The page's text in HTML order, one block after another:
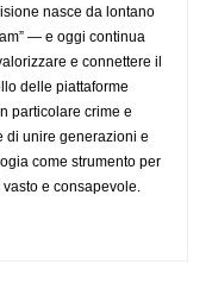
nasce da lontano
— e oggi continua
e connettere il
delle piattaforme
particolare crime e
di unire generazioni e
come strumento per
e consapevole.